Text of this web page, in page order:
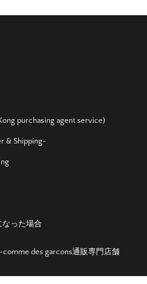
purchasing agent service)
& Shipping-
なった場合
des garcons通販専門店舗